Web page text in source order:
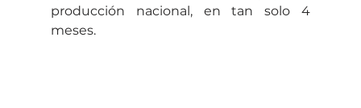
producción nacional, en tan solo 4
meses.